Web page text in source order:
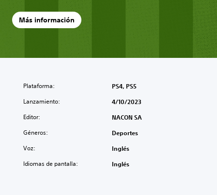
Más información
Plataforma: PS4, PS5
Lanzamiento: 4/10/2023
Editor: NACON SA
Géneros: Deportes
Voz: Inglés
Idiomas de pantalla: Inglés